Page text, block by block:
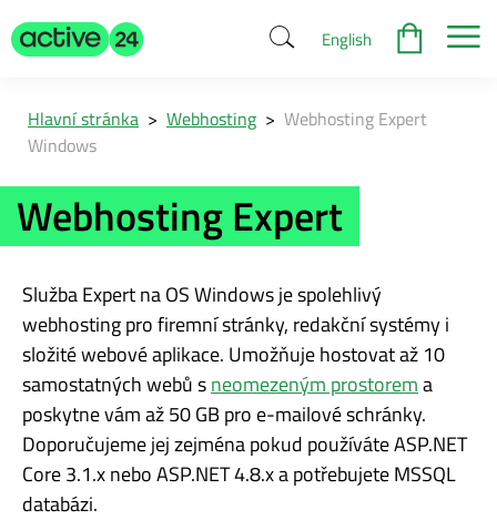
English
Hlavní stránka > Webhosting > Webhosting Expert
Windows
Webhosting Expert
Služba Expert na OS Windows je spolehlivý
webhosting pro firemní stránky, redakční systémy i
složité webové aplikace. Umožňuje hostovat až 10
samostatných webů sneomezeným prostorema
poskytne vám až 50 GB pro e-mailové schránky.
Doporučujeme jej zejména pokud používáte ASP.NET
Core 3.1.x nebo ASP.NET 4.8.x a potřebujete MSSQL
databázi.